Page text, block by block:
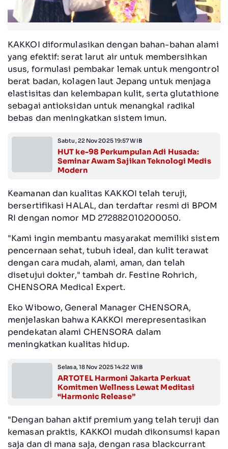
KAKKOI diformulasikan dengan bahan-bahan alami
yang efektif: serat larut air untuk membersihkan
usus, formulasi pembakar lemak untuk mengontrol
berat badan, kolagen laut Jepang untuk menjaga
elastisitas dan kelembapan kulit, serta glutathione
sebagai antioksidan untuk menangkal radikal
bebas dan meningkatkan sistem imun.
Sabtu, 22 Nov 2025 19:57 WIB
HUT ke-98 Perkumpulan Adi Husada:
Seminar Awam Sajikan Teknologi Medis
Modern
Keamanan dan kualitas KAKKOI telah teruji,
bersertifikasi HALAL, dan terdaftar resmi di BPOM
RI dengan nomor MD 272882010200050.
"Kami ingin membantu masyarakat memiliki sistem
pencernaan sehat, tubuh ideal, dan kulit terawat
dengan cara mudah, alami, aman, dan telah
disetujui dokter," tambah dr. Festine Rohrich,
CHENSORA Medical Expert.
Eko Wibowo, General Manager CHENSORA,
menjelaskan bahwa KAKKOI merepresentasikan
pendekatan alami CHENSORA dalam
meningkatkan kualitas hidup.
Selasa, 18 Nov 2025 14:22 WIB
ARTOTEL Harmoni Jakarta Perkuat
Komitmen Wellness Lewat Meditasi
“Harmonic Release”
"Dengan bahan aktif premium yang telah teruji dan
kemasan praktis, KAKKOI mudah dikonsumsi kapan
saja dan di mana saja, dengan rasa blackcurrant